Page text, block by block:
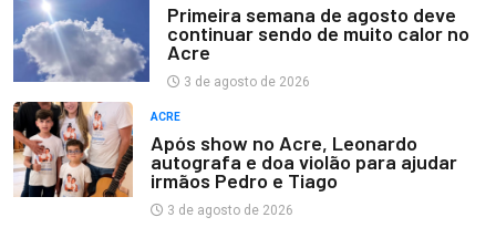
Primeira semana de agosto deve
continuar sendo de muito calor no
Acre
3 de agosto de 2026
ACRE
Após show no Acre, Leonardo
autografa e doa violão para ajudar
irmãos Pedro e Tiago
3 de agosto de 2026